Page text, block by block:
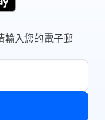
輸入您的電子郵